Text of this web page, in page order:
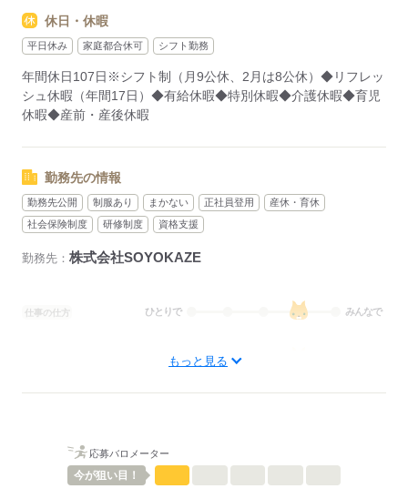
休日・休暇
平日休み 家庭都合休可 シフト勤務
年間休日107日※シフト制（月9公休、2月は8公休）◆リフレッ
シュ休暇（年間17日）◆有給休暇◆特別休暇◆介護休暇◆育児
休暇◆産前・産後休暇
勤務先の情報
勤務先公開 制服あり まかない 正社員登用
産休・育休
社会保険制度
研修制度 資格支援
勤務先： 株式会社SOYOKAZE
仕事の仕方 ひとりで みんなで
しずか
◆社会保険完備（雇用、労災、健康、厚生年金）
◆予防接種補助金制度
◆各種研修制度
◆食事補助
もっと見る
応募バロメーター
今が狙い目！